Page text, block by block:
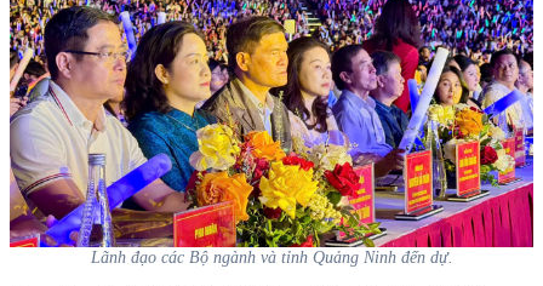
Lãnh đạo các Bộ ngành và tỉnh Quảng Ninh đến dự.